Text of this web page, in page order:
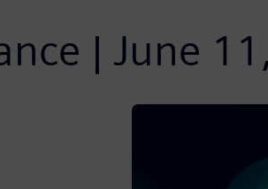
| June